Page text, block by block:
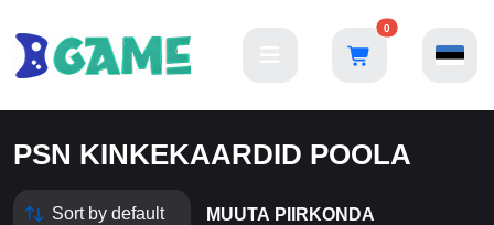
0
PSN KINKEKAARDID POOLA
MUUTA PIIRKONDA